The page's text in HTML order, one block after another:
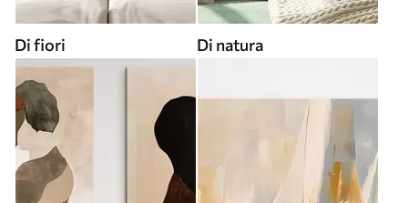
Di fiori Di natura